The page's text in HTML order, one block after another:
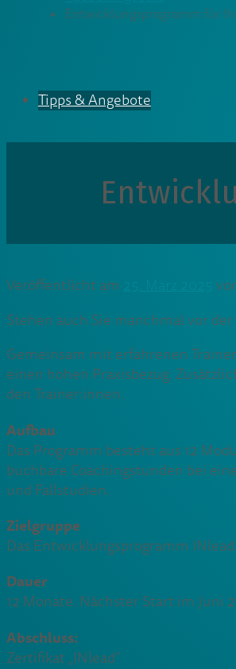
Entwicklungsprogramm für
Tipps & Angebote
Veröffentlicht am
Stehen auch Sie manchmal vor
Gemeinsam mit erfahrenen
einen hohen Praxisbezug.
den Trainer:innen.
Aufbau
Das Programm besteht aus 12
buchbare Coachingstunden bei
und Fallstudien.
Zielgruppe
Das Entwicklungsprogramm
Dauer
12 Monate. Nächster Start im Juni
Abschluss:
Zertifikat „INlead“